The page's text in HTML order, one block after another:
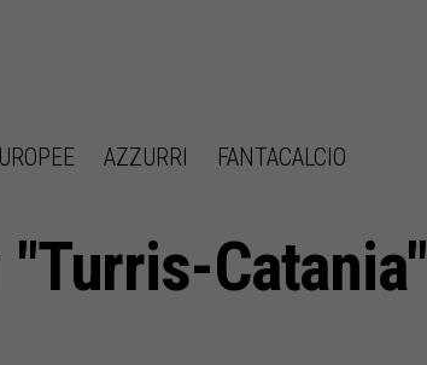
AZZURRI FANTACALCIO
Catania"